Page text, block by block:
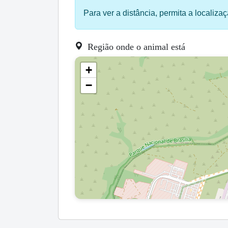
Para ver a distância, permita a
Região onde o animal está
+
−